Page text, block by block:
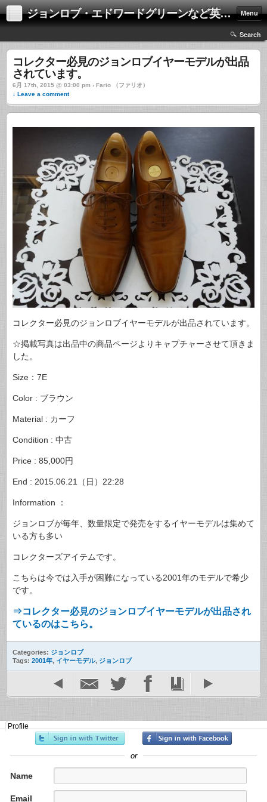
ジョンロブ・エドワードグリーンなど英国靴の激安中古通販情報ブログ Menu
Search
コレクター必見のジョンロブイヤーモデルが出品
されています。
6月 17th, 2015 @ 03:00 pm › Fario （ファリオ）
↓ Leave a comment
コレクター必見のジョンロブイヤーモデルが出品されています。
☆掲載写真は出品中の商品ページよりキャプチャーさせて頂きま
した。
Size：7E
Color : ブラウン
Material : カーフ
Condition : 中古
Price : 85,000円
End : 2015.06.21（日）22:28
Information ：
ジョンロブが毎年、数量限定で発売をするイヤーモデルは集めて
いる方も多い
コレクターズアイテムです。
こちらは今では入手が困難になっている2001年のモデルで希少
です。
⇒コレクター必見のジョンロブイヤーモデルが出品され
ているのはこちら。
Categories: ジョンロブ
Tags: 2001年, イヤーモデル, ジョンロブ
Profile
or
Name
Email